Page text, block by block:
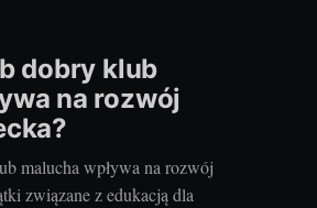
dobry klub
na rozwój
malucha wpływa na rozwój
związane z edukacją dla